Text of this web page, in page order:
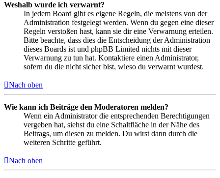
Weshalb wurde ich verwarnt?
In jedem Board gibt es eigene Regeln, die meistens von der
Administration festgelegt werden. Wenn du gegen eine dieser
Regeln verstoßen hast, kann sie dir eine Verwarnung erteilen.
Bitte beachte, dass dies die Entscheidung der Administration
dieses Boards ist und phpBB Limited nichts mit dieser
Verwarnung zu tun hat. Kontaktiere einen Administrator,
sofern du die nicht sicher bist, wieso du verwarnt wurdest.
Nach oben
Wie kann ich Beiträge den Moderatoren melden?
Wenn ein Administrator die entsprechenden Berechtigungen
vergeben hat, siehst du eine Schaltfläche in der Nähe des
Beitrags, um diesen zu melden. Du wirst dann durch die
weiteren Schritte geführt.
Nach oben